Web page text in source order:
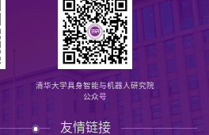
友情链接
清华大学具身智能与机器人研究院
公众号